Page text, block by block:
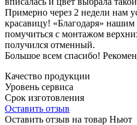
Примерно через 2 недели нам
красавицу! «Благодаря»
помучиться с монтажом
получился отменный.
Большое всем спасибо!
Качество продукции
Уровень сервиса
Срок изготовления
Оставить отзыв
Оставить отзыв на товар Ньют